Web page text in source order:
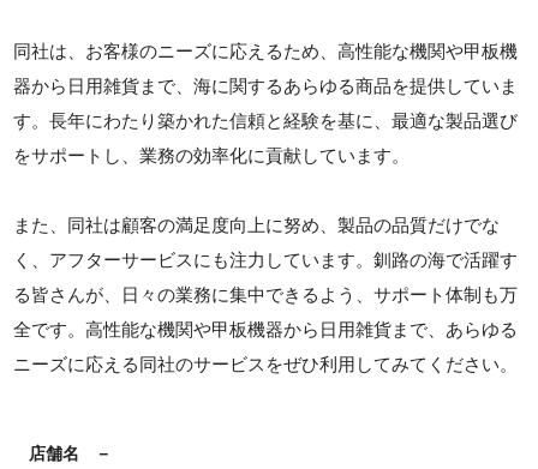
同社は、お客様のニーズに応えるため、高性能な機関や甲板機
器から日用雑貨まで、海に関するあらゆる商品を提供していま
す。長年にわたり築かれた信頼と経験を基に、最適な製品選び
をサポートし、業務の効率化に貢献しています。
また、同社は顧客の満足度向上に努め、製品の品質だけでな
く、アフターサービスにも注力しています。釧路の海で活躍す
る皆さんが、日々の業務に集中できるよう、サポート体制も万
全です。高性能な機関や甲板機器から日用雑貨まで、あらゆる
ニーズに応える同社のサービスをぜひ利用してみてください。
店舗名 －